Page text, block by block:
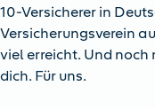
10-Versicherer in
Versicherungsverein
viel erreicht. Und noch
dich. Für uns.